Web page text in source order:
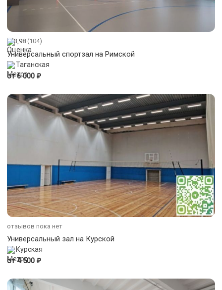
3,98 (104)
Универсальный спортзал на Римской
Таганская
от 6 000 ₽
отзывов пока нет
Универсальный зал на Курской
Курская
от 4 500 ₽